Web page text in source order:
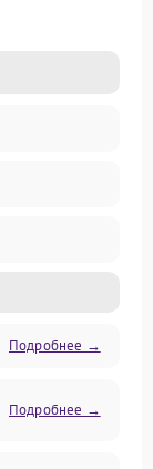
Подробнее →
Подробнее →